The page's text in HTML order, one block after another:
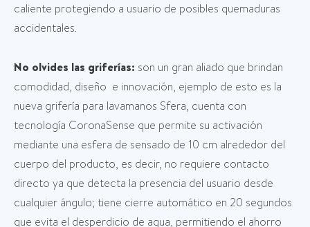
caliente protegiendo a usuario de posibles quemaduras
accidentales.
No olvides las griferías: son un gran aliado que brindan
comodidad, diseño e innovación, ejemplo de esto es la
nueva grifería para lavamanos Sfera, cuenta con
tecnología CoronaSense que permite su activación
mediante una esfera de sensado de 10 cm alrededor del
cuerpo del producto, es decir, no requiere contacto
directo ya que detecta la presencia del usuario desde
cualquier ángulo; tiene cierre automático en 20 segundos
que evita el desperdicio de agua, permitiendo el ahorro